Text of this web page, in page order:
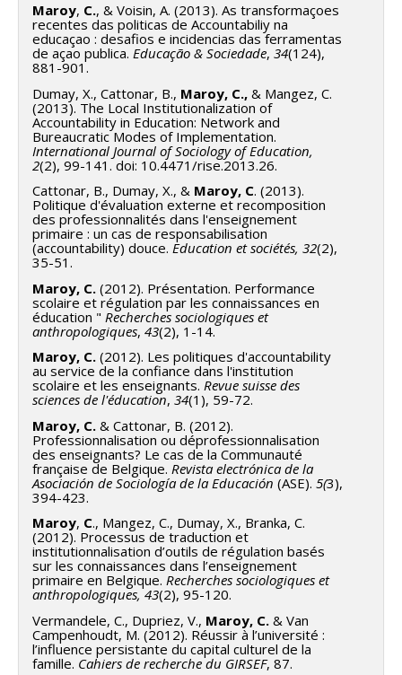
Maroy, C., & Voisin, A. (2013). As transformaçoes
recentes das politicas de Accountabiliy na
educaçao : desafios e incidencias das ferramentas
de açao publica. Educação & Sociedade, 34(124),
881-901.
Dumay, X., Cattonar, B., Maroy, C., & Mangez, C.
(2013). The Local Institutionalization of
Accountability in Education: Network and
Bureaucratic Modes of Implementation.
International Journal of Sociology of Education,
2(2), 99-141. doi: 10.4471/rise.2013.26.
Cattonar, B., Dumay, X., & Maroy, C. (2013).
Politique d'évaluation externe et recomposition
des professionnalités dans l'enseignement
primaire : un cas de responsabilisation
(accountability) douce. Education et sociétés, 32(2),
35-51.
Maroy, C. (2012). Présentation. Performance
scolaire et régulation par les connaissances en
éducation " Recherches sociologiques et
anthropologiques, 43(2), 1-14.
Maroy, C. (2012). Les politiques d'accountability
au service de la confiance dans l'institution
scolaire et les enseignants. Revue suisse des
sciences de l'éducation, 34(1), 59-72.
Maroy, C. & Cattonar, B. (2012).
Professionnalisation ou déprofessionnalisation
des enseignants? Le cas de la Communauté
française de Belgique. Revista electrónica de la
Asociación de Sociología de la Educación (ASE). 5(3),
394-423.
Maroy, C., Mangez, C., Dumay, X., Branka, C.
(2012). Processus de traduction et
institutionnalisation d’outils de régulation basés
sur les connaissances dans l’enseignement
primaire en Belgique. Recherches sociologiques et
anthropologiques, 43(2), 95-120.
Vermandele, C., Dupriez, V., Maroy, C. & Van
Campenhoudt, M. (2012). Réussir à l’université :
l’influence persistante du capital culturel de la
famille. Cahiers de recherche du GIRSEF, 87.